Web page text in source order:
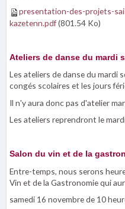
presentation-des-projets-
kazetenn.pdf(801.54 Ko)
Ateliers de danse du mardi
Les ateliers de danse du mardi
congés scolaires et les jours
Il n'y aura donc pas d'atelier
Les ateliers reprendront le
Salon du vin et de la
Entre-temps, nous serons
Vin et de la Gastronomie qui
samedi 16 novembre de 10